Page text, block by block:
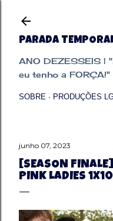
PARADA
ANO DEZESSEIS |
eu tenho a
SOBRE PRODUÇÕES
junho 07, 2023
[SEASON
PINK LADIES